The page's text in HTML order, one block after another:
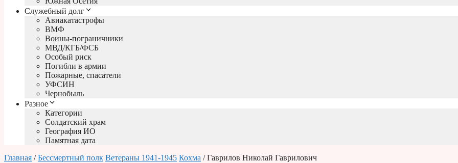
Служебный долг
Авиакатастрофы
ВМФ
Воины-пограничники
МВД/КГБ/ФСБ
Особый риск
Погибли в армии
Пожарные, спасатели
УФСИН
Чернобыль
Разное
Категории
Солдатский храм
География ИО
Памятная дата
Главная /Бессмертный полк Ветераны 1941-1945 Кохма / Гаврилов Николай Гаврилович